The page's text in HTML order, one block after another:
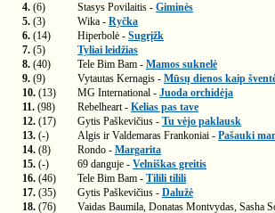
4. (6) Stasys Povilaitis - Giminės
5. (3) Wika - Ryčka
6. (14) Hiperbolė - Sugrįžk
7. (5)
Tyliai leidžias
8. (40) Tele Bim Bam - Mamos suknelė
9. (9) Vytautas Kernagis - Mūsų dienos kaip
10. (13) MG International - Juoda orchidėja
11. (98) Rebelheart - Kelias pas tave
12. (17) Gytis Paškevičius - Tu vėjo paklausk
13. (-) Algis ir Valdemaras Frankoniai - Pašauki
14. (8) Rondo - Margarita
15. (-) 69 danguje - Velniškas greitis
16. (46) Tele Bim Bam - Tilili tilili
17. (35) Gytis Paškevičius - Dalužė
18. (76) Vaidas Baumila, Donatas Montvydas, Sasha